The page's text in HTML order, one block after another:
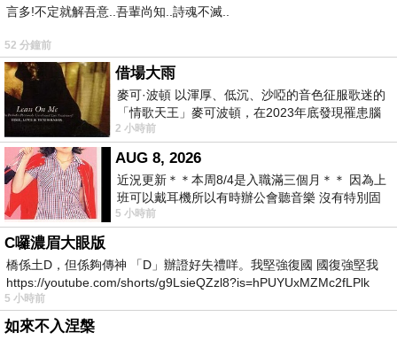
言多!不定就解吾意..吾輩尚知..詩魂不滅..
52 分鐘前
借場大雨
麥可·波頓 以渾厚、低沉、沙啞的音色征服歌迷的
「情歌天王」麥可波頓，在2023年底發現罹患腦
瘤「祈禱早日康復，一切都好」。
2 小時前
AUG 8, 2026
近況更新＊＊本周8/4是入職滿三個月＊＊ 因為上
班可以戴耳機所以有時辦公會聽音樂 沒有特別固
定哪天但就是一周某一天會固定聽'90
5 小時前
C囉濃眉大眼版
橋係土D，但係夠傳神 「D」辦證好失禮咩。我堅強復國 國復強堅我
https://youtube.com/shorts/g9LsieQZzl8?is=hPUYUxMZMc2fLPlk
5 小時前
如來不入涅槃